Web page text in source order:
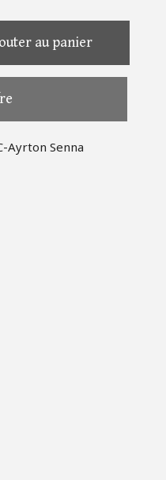
au panier
Ayrton Senna